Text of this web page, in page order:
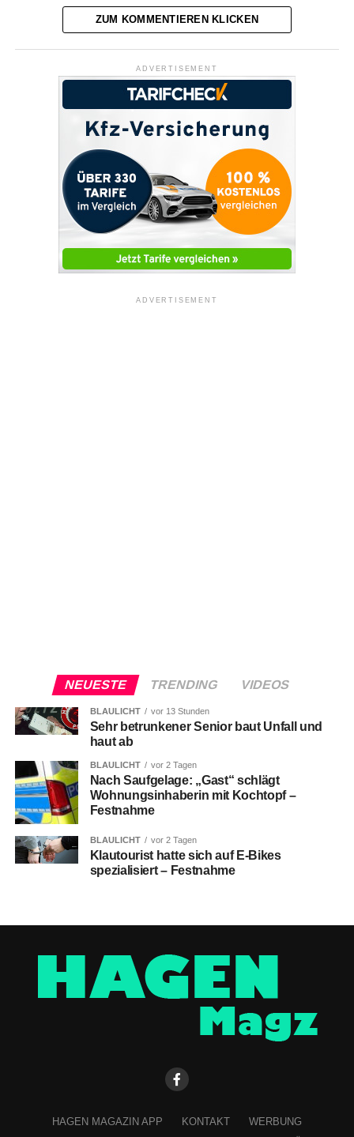
ZUM KOMMENTIEREN KLICKEN
ADVERTISEMENT
ADVERTISEMENT
NEUESTE TRENDING VIDEOS
BLAULICHT vor 13 Stunden
Sehr betrunkener Senior baut Unfall und
haut ab
BLAULICHT vor 2 Tagen
Nach Saufgelage: „Gast“ schlägt
Wohnungsinhaberin mit Kochtopf –
Festnahme
BLAULICHT vor 2 Tagen
Klautourist hatte sich auf E-Bikes
spezialisiert – Festnahme
HAGEN MAGAZIN APP KONTAKT
WERBUNG